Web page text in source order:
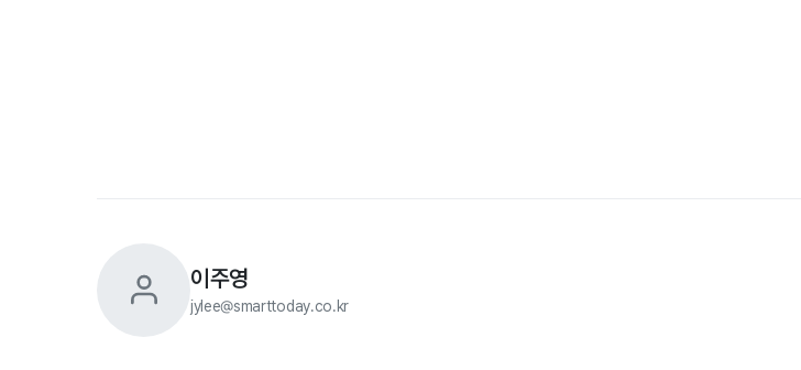
이주영
jylee@smarttoday.co.kr